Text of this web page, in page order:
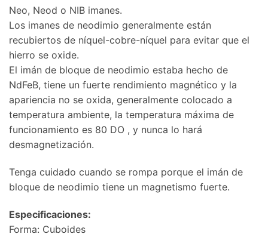
Neo, Neod o NIB imanes.
Los imanes de neodimio generalmente están
recubiertos de níquel-cobre-níquel para evitar que el
hierro se oxide.
El imán de bloque de neodimio estaba hecho de
NdFeB, tiene un fuerte rendimiento magnético y la
apariencia no se oxida, generalmente colocado a
temperatura ambiente, la temperatura máxima de
funcionamiento es 80 DO , y nunca lo hará
desmagnetización.
Tenga cuidado cuando se rompa porque el imán de
bloque de neodimio tiene un magnetismo fuerte.
Especificaciones:
Forma: Cuboides